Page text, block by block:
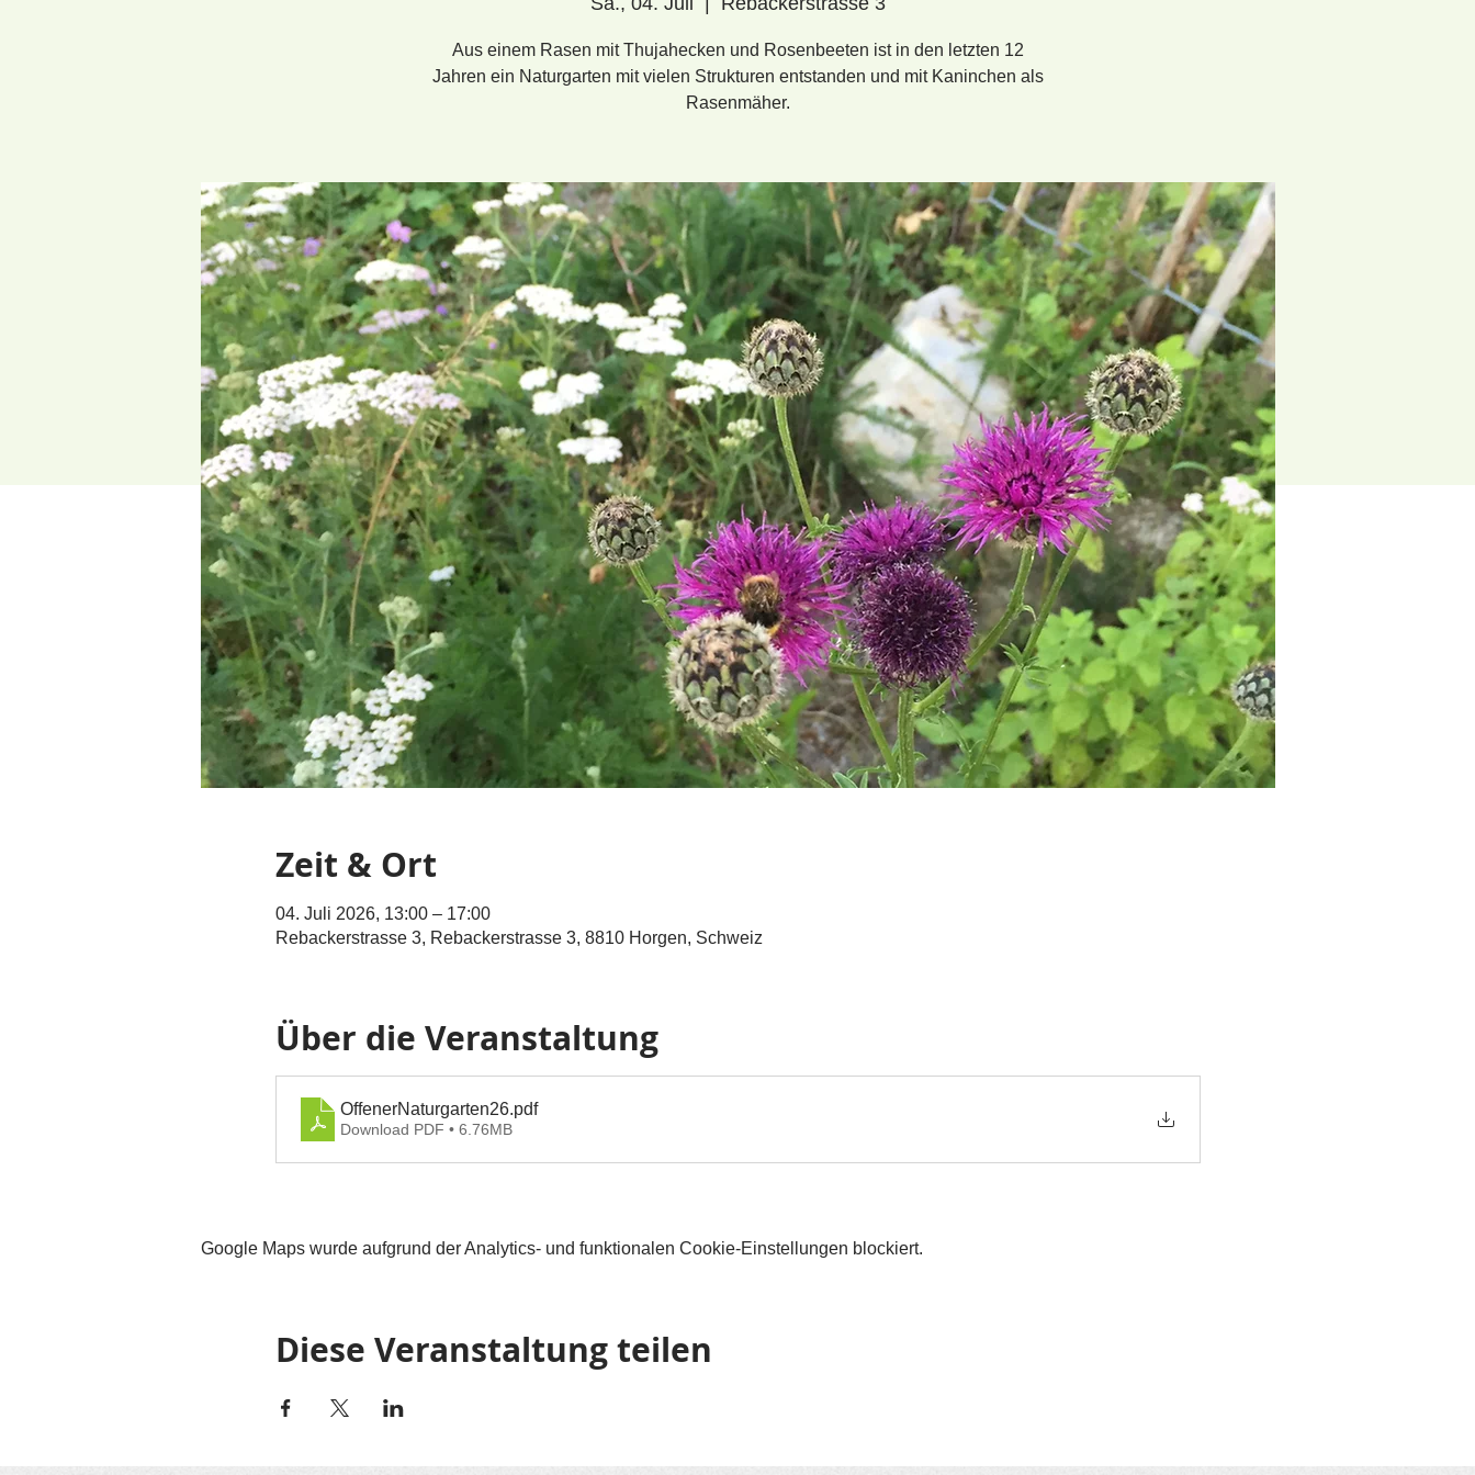
Aus einem Rasen mit Thujahecken und Rosenbeeten ist in den letzten 12
Jahren ein Naturgarten mit vielen Strukturen entstanden und mit Kaninchen als
Rasenmäher.
Zeit & Ort
04. Juli 2026, 13:00 – 17:00
Rebackerstrasse 3, Rebackerstrasse 3, 8810 Horgen, Schweiz
Über die Veranstaltung
OffenerNaturgarten26.pdf
Download PDF • 6.76MB
Google Maps wurde aufgrund der Analytics- und funktionalen Cookie-Einstellungen blockiert.
Diese Veranstaltung teilen